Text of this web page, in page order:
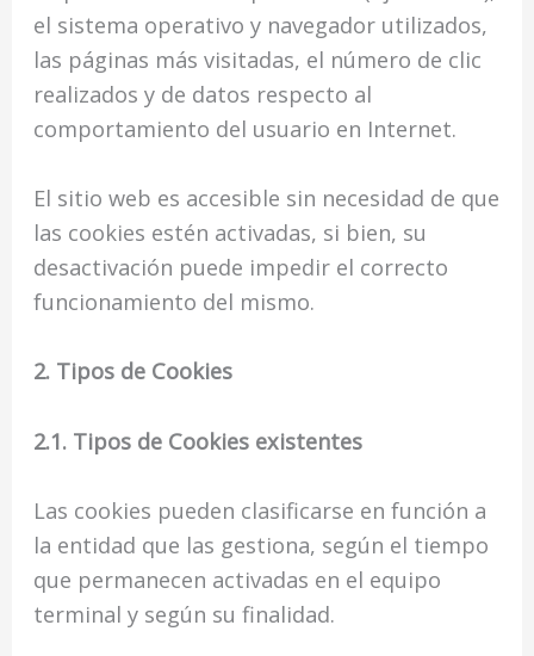
el sistema operativo y navegador utilizados,
las páginas más visitadas, el número de clic
realizados y de datos respecto al
comportamiento del usuario en Internet.
El sitio web es accesible sin necesidad de que
las cookies estén activadas, si bien, su
desactivación puede impedir el correcto
funcionamiento del mismo.
2. Tipos de Cookies
2.1. Tipos de Cookies existentes
Las cookies pueden clasificarse en función a
la entidad que las gestiona, según el tiempo
que permanecen activadas en el equipo
terminal y según su finalidad.